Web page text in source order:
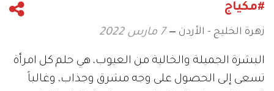
#مكياج
زهرة الخليج - الأردن 7 مارس 2022
البشرة الجميلة والخالية من العيوب، هي حلم كل امرأة
تسعى إلى الحصول على وجه مشرق وجذاب، وغالباً